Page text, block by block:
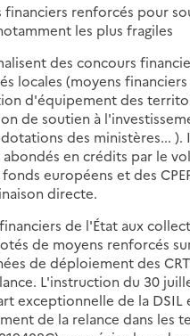
financiers renforcés pour
les plus fragiles
des concours
locales (moyens
d'équipement des
de soutien à
des ministères... ).
en crédits par le
européens et des
directe.
de l'État aux
de moyens renforcés
de déploiement des
L'instruction du 30
exceptionnelle de la DSIL
de la relance dans les